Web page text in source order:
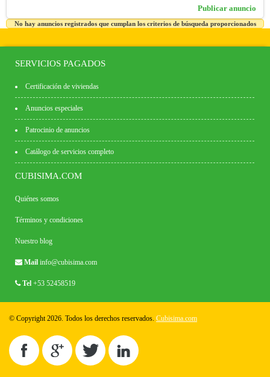
Publicar anuncio
No hay anuncios registrados que cumplan los criterios de búsqueda proporcionados
SERVICIOS PAGADOS
Certificación de viviendas
Anuncios especiales
Patrocinio de anuncios
Catálogo de servicios completo
CUBISIMA.COM
Quiénes somos
Términos y condiciones
Nuestro blog
Mail info@cubisima.com
Tel +53 52458519
© Copyright 2026. Todos los derechos reservados. Cubisima.com